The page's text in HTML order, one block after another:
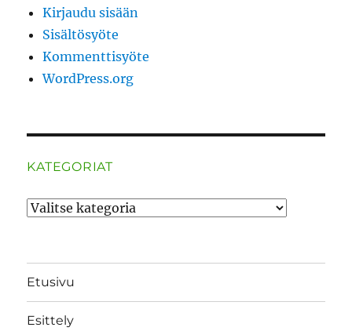
Kirjaudu sisään
Sisältösyöte
Kommenttisyöte
WordPress.org
KATEGORIAT
Kategoriat
Etusivu
Esittely